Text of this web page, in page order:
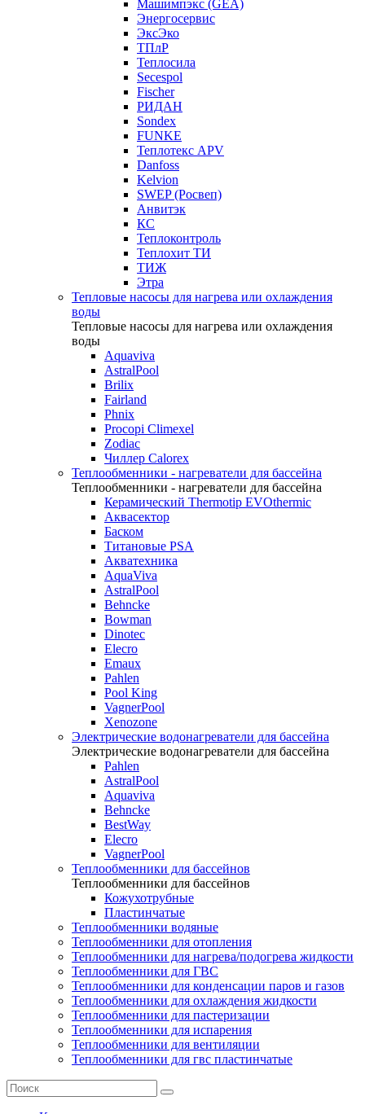
Машимпэкс (GEA)
Энергосервис
ЭксЭко
ТПлР
Теплосила
Secespol
Fischer
РИДАН
Sondex
FUNKE
Теплотекс APV
Danfoss
Kelvion
SWEP (Росвеп)
Анвитэк
КС
Теплоконтроль
Теплохит ТИ
ТИЖ
Этра
Тепловые насосы для нагрева или охлаждения
воды
Тепловые насосы для нагрева или охлаждения
воды
Aquaviva
AstralPool
Brilix
Fairland
Phnix
Procopi Climexel
Zodiac
Чиллер Calorex
Теплообменники - нагреватели для бассейна
Теплообменники - нагреватели для бассейна
Керамический Thermotip EVOthermic
Аквасектор
Баском
Титановые PSA
Акватехника
AquaViva
AstralPool
Behncke
Bowman
Dinotec
Elecro
Emaux
Pahlen
Pool King
VagnerPool
Xenozone
Электрические водонагреватели для бассейна
Электрические водонагреватели для бассейна
Pahlen
AstralPool
Aquaviva
Behncke
BestWay
Elecro
VagnerPool
Теплообменники для бассейнов
Теплообменники для бассейнов
Кожухотрубные
Пластинчатые
Теплообменники водяные
Теплообменники для отопления
Теплообменники для нагрева/подогрева жидкости
Теплообменники для ГВС
Теплообменники для конденсации паров и газов
Теплообменники для охлаждения жидкости
Теплообменники для пастеризации
Теплообменники для испарения
Теплообменники для вентиляции
Теплообменники для гвс пластинчатые